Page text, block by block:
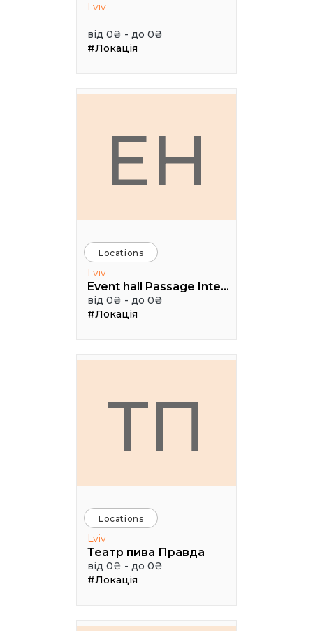
Lviv
від 0₴ - до 0₴
#Локація
EH
Locations
Lviv
Event hall Passage Interdit
від 0₴ - до 0₴
#Локація
ТП
Locations
Lviv
Театр пива Правда
від 0₴ - до 0₴
#Локація